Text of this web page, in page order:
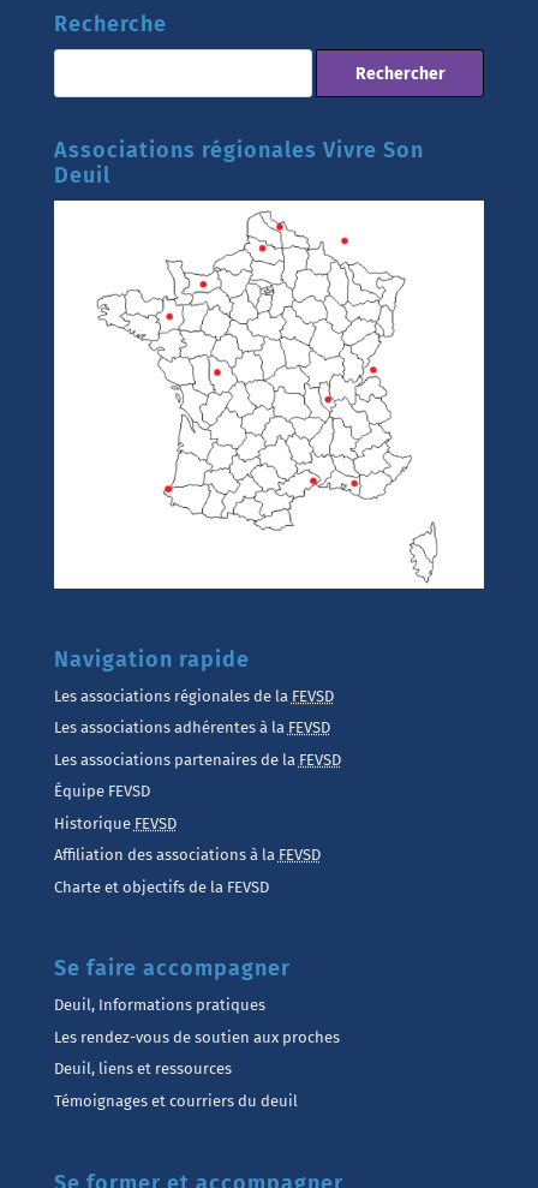
Recherche
Associations régionales Vivre Son
Deuil
Navigation rapide
Les associations régionales de la FEVSD
Les associations adhérentes à la FEVSD
Les associations partenaires de la FEVSD
Équipe FEVSD
Historique FEVSD
Affiliation des associations à la FEVSD
Charte et objectifs de la FEVSD
Se faire accompagner
Deuil, Informations pratiques
Les rendez-vous de soutien aux proches
Deuil, liens et ressources
Témoignages et courriers du deuil
Se former et accompagner